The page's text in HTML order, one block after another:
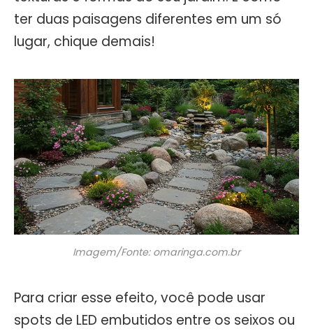
ter duas paisagens diferentes em um só
lugar, chique demais!
Imagem/Fonte: omaringa.com.br
Para criar esse efeito, você pode usar
spots de LED embutidos entre os seixos ou